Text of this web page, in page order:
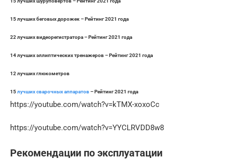
15 лучших беговых дорожек – Рейтинг 2021 года
22 лучших видеорегистратора – Рейтинг 2021 года
14 лучших эллиптических тренажеров – Рейтинг 2021 года
12 лучших глюкометров
15лучших сварочных аппаратов– Рейтинг 2021 года
https://youtube.com/watch?v=kTMX-xoxoCc
https://youtube.com/watch?v=YYCLRVDD8w8
Рекомендации по эксплуатации